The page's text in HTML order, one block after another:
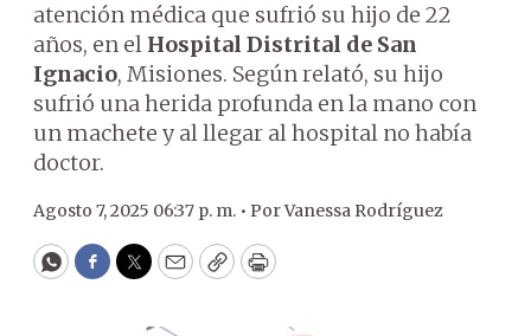
atención médica que sufrió su hijo de 22
años, en el Hospital Distrital de San
Ignacio, Misiones. Según relató, su hijo
sufrió una herida profunda en la mano con
un machete y al llegar al hospital no había
doctor.
Agosto 7, 2025 06:37 p. m. • PorVanessa Rodríguez
WhatsApp
Facebook
Twitter
EmailCopyPrint